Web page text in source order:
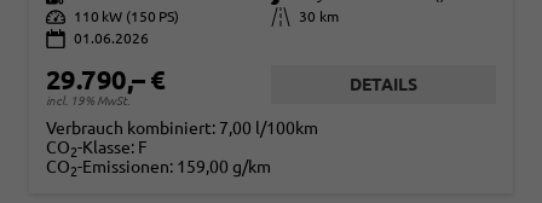
Leistung
110 kW (150 PS) Kilometerstand
30 km
01.06.2026
29.790,– €
incl. 19% MwSt.
DETAILS
Verbrauch kombiniert: 7,00 l/100km
CO2-Klasse: F
CO2-Emissionen: 159,00 g/km